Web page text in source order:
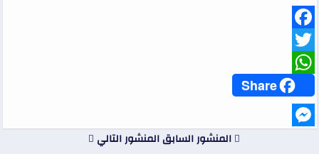
Facebook
Twitter
WhatsApp
Share
المنشور السابقالمنشور التالي